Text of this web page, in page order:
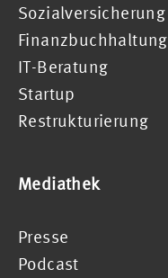
Sozialversicherung
Finanzbuchhaltung
IT-Beratung
Startup
Restrukturierung
Mediathek
Presse
Podcast